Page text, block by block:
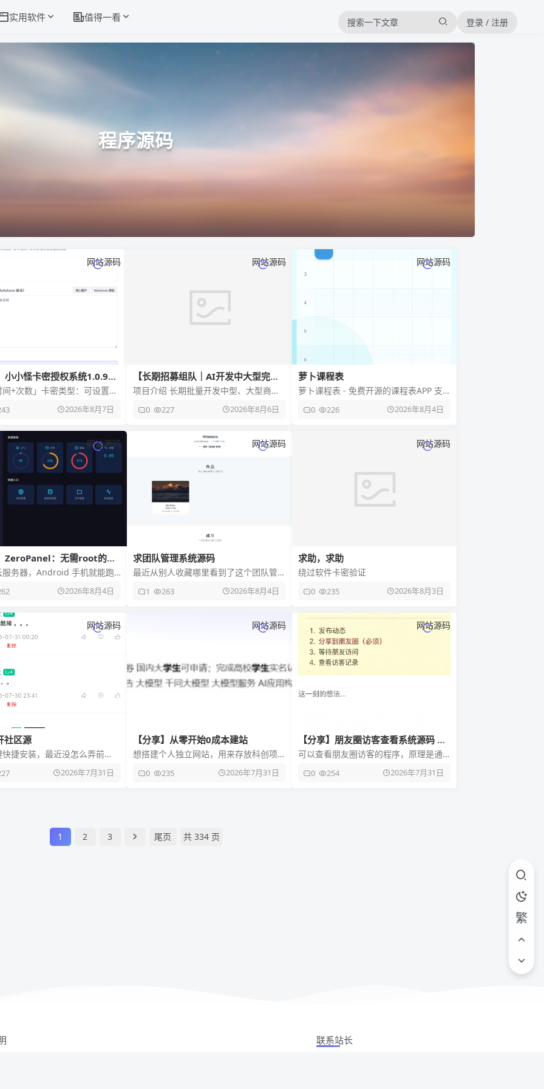
实用软件 值得一看 登录 / 注册
程序源码
网站源码
小小怪卡密授权系统1.0.9更
+次数」卡密类型：可设置总
密列表全面提速：数量2026年8月7日
网站源码
【长期招募组队｜AI开发中大型完整
PHP复杂网站源码】
项目介绍 长期批量开发中型、大型商业
站点架构，包含：全站前端界
0 227 2026年8月6日
网站源码
萝卜课程表
萝卜课程表 - 免费开源的课程表APP 支
模板一键导入课程 内
0 226 2026年8月4日
网站源码
ZeroPanel：无需root的一
板
服务器，Android 手机就能跑
2026年8月4日
网站源码
求团队管理系统源码
最近从别人收藏哪里看到了这个团队管
[泪]，最新的版本为1.0.3
1 263 2026年8月4日
网站源码
求助，求助
绕过软件卡密验证
0 235 2026年8月3日
网站源码
社区源
捷安装，最近没怎么弄前
的文件 链接:https2026年7月31日
网站源码
【分享】从零开始0成本建站
想搭建个人独立网站，用来存放科创项
零元建站方法！ 阿里云高校学生专
0 235 2026年7月31日
网站源码
【分享】朋友圈访客查看系统源码 含
会员系统 后台可对接易支付
可以查看朋友圈访客的程序，原理是通
信好友点进链接之后就会获取他的微
0 254 2026年7月31日
1 2 3 尾页 共 334 页
繁
联系站长